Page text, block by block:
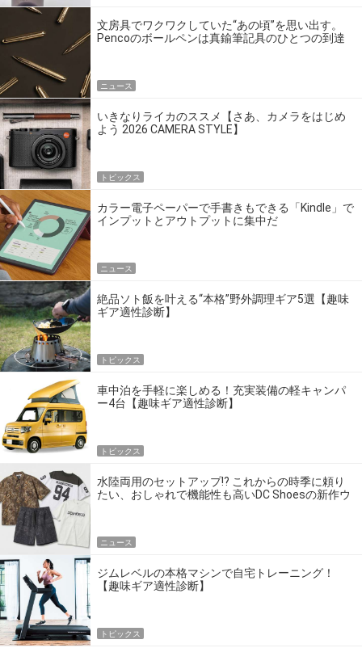
文房具でワクワクしていた“あの頃”を思い出す。
Pencoのボールペンは真鍮筆記具のひとつの到達
ニュース
いきなりライカのススメ【さあ、カメラをはじめ
よう 2026 CAMERA STYLE】
トピックス
カラー電子ペーパーで手書きもできる「Kindle」で
インプットとアウトプットに集中だ
ニュース
絶品ソト飯を叶える“本格”野外調理ギア5選【趣味
ギア適性診断】
トピックス
車中泊を手軽に楽しめる！充実装備の軽キャンパ
ー4台【趣味ギア適性診断】
トピックス
水陸両用のセットアップ!? これからの時季に頼り
たい、おしゃれで機能性も高いDC Shoesの新作ウ
ニュース
ジムレベルの本格マシンで自宅トレーニング！
【趣味ギア適性診断】
トピックス